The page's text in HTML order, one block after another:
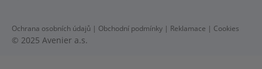
© 2025 Avenier a.s.
Ochrana osobních údajů | Obchodní podmínky | Reklamace | Cookies